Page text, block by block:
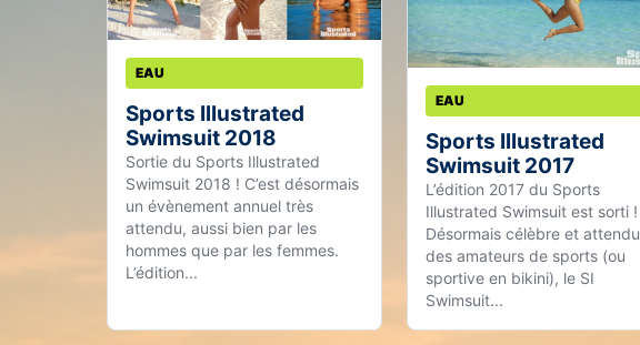
EAU
Sports Illustrated
Swimsuit 2018
Sortie du Sports Illustrated
Swimsuit 2018 ! C’est désormais
un évènement annuel très
attendu, aussi bien par les
hommes que par les femmes.
L’édition...
EAU
Sports Illustrated
Swimsuit 2017
L’édition 2017 du Sports
Illustrated Swimsuit est sorti !
Désormais célèbre et attendu
des amateurs de sports (ou
sportive en bikini), le SI
Swimsuit...